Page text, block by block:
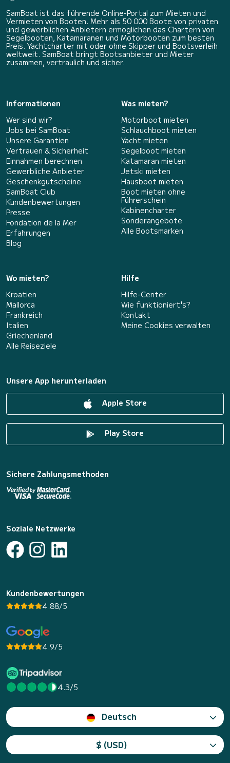
SamBoat ist das führende Online-Portal zum Mieten und
Vermieten von Booten. Mehr als 50 000 Boote von privaten
und gewerblichen Anbietern ermöglichen das Chartern von
Segelbooten, Katamaranen und Motorbooten zum besten
Preis. Yachtcharter mit oder ohne Skipper und Bootsverleih
weltweit. SamBoat bringt Bootsanbieter und Mieter
zusammen, vertraulich und sicher.
Informationen
Wer sind wir?
Jobs bei SamBoat
Unsere Garantien
Vertrauen & Sicherheit
Einnahmen berechnen
Gewerbliche Anbieter
Geschenkgutscheine
SamBoat Club
Kundenbewertungen
Presse
Fondation de la Mer
Erfahrungen
Blog
Was mieten?
Motorboot mieten
Schlauchboot mieten
Yacht mieten
Segelboot mieten
Katamaran mieten
Jetski mieten
Hausboot mieten
Boot mieten ohne
Führerschein
Kabinencharter
Sonderangebote
Alle Bootsmarken
Wo mieten?
Kroatien
Mallorca
Frankreich
Italien
Griechenland
Alle Reiseziele
Hilfe
Hilfe-Center
Wie funktioniert's?
Kontakt
Meine Cookies verwalten
Unsere App herunterladen
Apple Store
Play Store
Sichere Zahlungsmethoden
Soziale Netzwerke
Kundenbewertungen
4.88/5
4.9/5
4.3/5
Deutsch
$ (USD)